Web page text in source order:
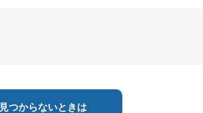
見つからないときは